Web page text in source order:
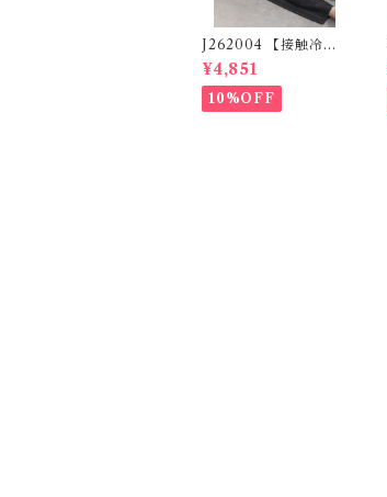
J262004 【接触冷感
シリーズ】 ツイルワー
ク風ロゴパンツ / Coo
l Touch Twill Work
Logo Pants (残りわ
¥4,851
10%OFF